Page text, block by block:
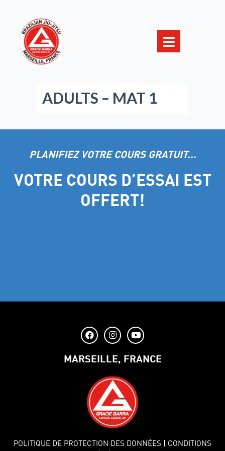
ADULTS – MAT 1
PLANIFIEZ VOTRE COURS GRATUIT...
VOTRE COURS D’ESSAI EST
OFFERT!
MARSEILLE, FRANCE
POLITIQUE DE PROTECTION DES DONNÉES | CONDITIONS